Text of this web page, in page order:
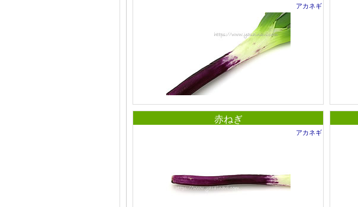
アカネギ
赤ねぎ
アカネギ